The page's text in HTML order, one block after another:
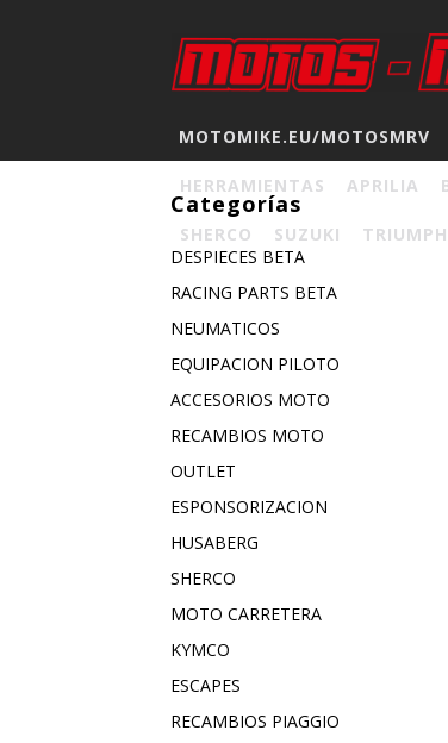
MOTOMIKE.EU/MOTOSMRV
HERRAMIENTAS APRILIA
SHERCO SUZUKI TRIUMPH
Categorías
DESPIECES BETA
RACING PARTS BETA
NEUMATICOS
EQUIPACION PILOTO
ACCESORIOS MOTO
RECAMBIOS MOTO
OUTLET
ESPONSORIZACION
HUSABERG
SHERCO
MOTO CARRETERA
KYMCO
ESCAPES
RECAMBIOS PIAGGIO